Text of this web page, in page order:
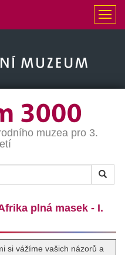
muzea pro 3.
plná masek - I.
si vážíme vašich názorů a